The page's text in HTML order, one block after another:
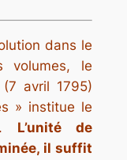
dans le
volumes, le
avril 1795)
» institue le
L’unité de
il suffit